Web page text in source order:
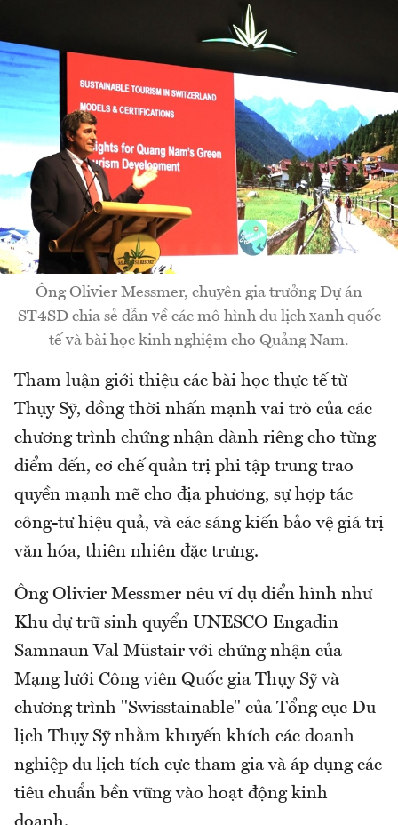
Ông Olivier Messmer, chuyên gia trưởng Dự án
ST4SD chia sẻ dẫn về các mô hình du lịch xanh quốc
tế và bài học kinh nghiệm cho Quảng Nam.
Tham luận giới thiệu các bài học thực tế từ
Thụy Sỹ, đồng thời nhấn mạnh vai trò của các
chương trình chứng nhận dành riêng cho từng
điểm đến, cơ chế quản trị phi tập trung trao
quyền mạnh mẽ cho địa phương, sự hợp tác
công-tư hiệu quả, và các sáng kiến bảo vệ giá trị
văn hóa, thiên nhiên đặc trưng.
Ông Olivier Messmer nêu ví dụ điển hình như
Khu dự trữ sinh quyển UNESCO Engadin
Samnaun Val Müstair với chứng nhận của
Mạng lưới Công viên Quốc gia Thụy Sỹ và
chương trình "Swisstainable" của Tổng cục Du
lịch Thụy Sỹ nhằm khuyến khích các doanh
nghiệp du lịch tích cực tham gia và áp dụng các
tiêu chuẩn bền vững vào hoạt động kinh